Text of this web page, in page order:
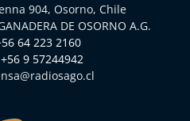
904, Osorno, Chile
DE OSORNO A.G.
64 223 2160
+56 9 57244942